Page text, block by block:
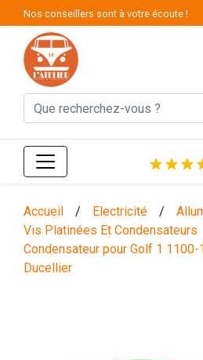
Nos conseillers sont à votre écoute !
Accueil / Electricité /
Vis Platinées Et Condensateurs
Condensateur pour Golf 1
Ducellier